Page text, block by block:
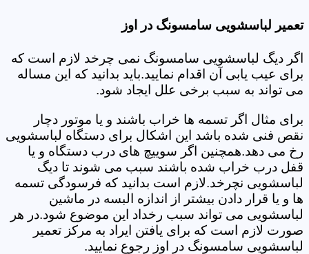
تعمیر لباسشویی سامسونگ در اوز
اگر دیگ لباسشویی سامسونگ نمی چرخد لازم است که
برای عیب یابی آن اقدام نمایید.باید بدانید که این مساله
می تواند به سبب برخی علل ایجاد شود.
برای مثال اگر تسمه ها خراب باشند و یا موتور دچار
نقص فنی شده باشد این اشکال برای دستگاه لباسشویی
رخ می دهد.همچنین اگر سوییچ های درب دستگاه و یا
قفل درب خراب شده باشند سبب می شوند تا دیگ
لباسشویی نچرخد.لازم است بدانید که فرسودگی تسمه
ها و یا قرار دادن بیشتر از اندازه البسه در ماشین
لباسشویی می تواند سبب رخداد این موضوع شود.در هر
صورت لازم است که برای یافتن ایراد به مرکز تعمیر
لباسشویی سامسونگ در اوز رجوع نمایید.